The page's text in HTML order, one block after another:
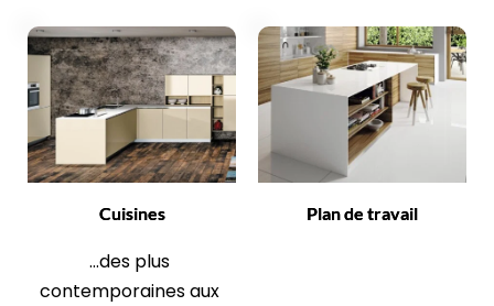
Cuisines
...des plus
contemporaines aux
Plan de travail